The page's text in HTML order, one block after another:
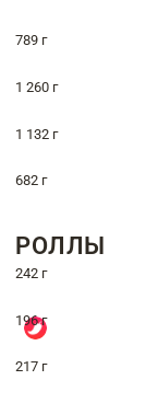
789 г
1 260 г
1 132 г
682 г
РОЛЛЫ
242 г
196 г
217 г